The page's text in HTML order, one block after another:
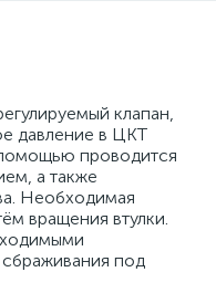
клапан,
давление в ЦКТ
проводится
а также
Необходимая
вращения втулки.
под